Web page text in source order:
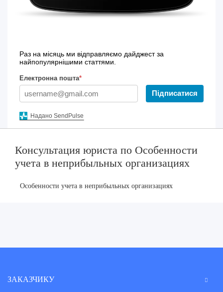
Раз на місяць ми відправляємо дайджест за
найпопулярнішими статтями.
Електронна пошта*
Підписатися
Надано SendPulse
Консультация юриста по Особенности
учета в неприбыльных организациях
Особенности учета в неприбыльных организациях
ЗАКАЗЧИКУ